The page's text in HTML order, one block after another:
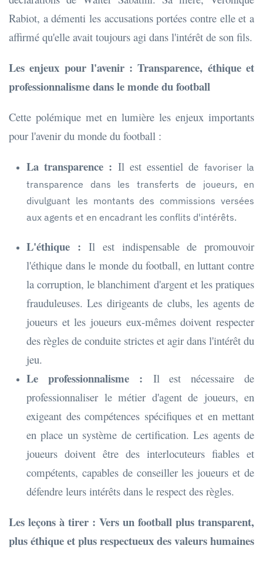
Rabiot, a démenti les accusations portées contre elle et a
affirmé qu'elle avait toujours agi dans l'intérêt de son fils.
Les enjeux pour l'avenir : Transparence, éthique et
professionnalisme dans le monde du football
Cette polémique met en lumière les enjeux importants
pour l'avenir du monde du football :
La transparence : Il est essentiel de favoriser la
transparence dans les transferts de joueurs, en
divulguant les montants des commissions versées
aux agents et en encadrant les conflits d'intérêts.
L'éthique : Il est indispensable de promouvoir
l'éthique dans le monde du football, en luttant contre
la corruption, le blanchiment d'argent et les pratiques
frauduleuses. Les dirigeants de clubs, les agents de
joueurs et les joueurs eux-mêmes doivent respecter
des règles de conduite strictes et agir dans l'intérêt du
jeu.
Le professionnalisme : Il est nécessaire de
professionnaliser le métier d'agent de joueurs, en
exigeant des compétences spécifiques et en mettant
en place un système de certification. Les agents de
joueurs doivent être des interlocuteurs fiables et
compétents, capables de conseiller les joueurs et de
défendre leurs intérêts dans le respect des règles.
Les leçons à tirer : Vers un football plus transparent,
plus éthique et plus respectueux des valeurs humaines